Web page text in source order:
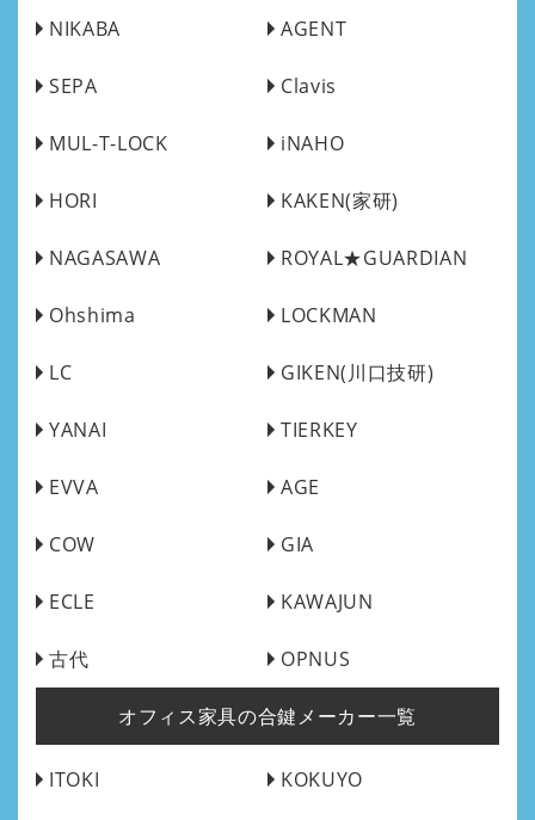
NIKABA AGENT
SEPA Clavis
MUL-T-LOCK iNAHO
HORI KAKEN(家研)
NAGASAWA ROYAL★GUARDIAN
Ohshima LOCKMAN
LC GIKEN(川口技研)
YANAI TIERKEY
EVVA AGE
COW GIA
ECLE KAWAJUN
古代 OPNUS
オフィス家具の合鍵メーカー一覧
ITOKI KOKUYO